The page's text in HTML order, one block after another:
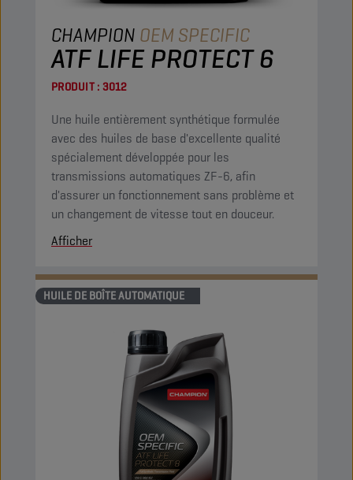
CHAMPION OEM SPECIFIC
ATF LIFE PROTECT 6
PRODUIT : 3012
Une huile entièrement synthétique formulée
avec des huiles de base d'excellente qualité
spécialement développée pour les
transmissions automatiques ZF-6, afin
d'assurer un fonctionnement sans problème et
un changement de vitesse tout en douceur.
Afficher
HUILE DE BOÎTE AUTOMATIQUE